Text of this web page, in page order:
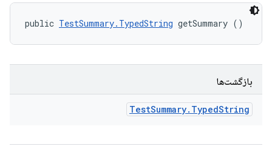
public TestSummary.TypedString getSummary ()
بازگشت‌ها
TestSummary. TypedString